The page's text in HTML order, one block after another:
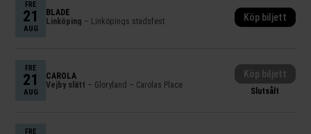
FRE
21
AUG
BLADË
Linköping – Linköpings stadsfest Köp biljett
FRE
21
AUG
CAROLA
Vejby slätt – Gloryland – Carolas Place
Slutsålt
Köp biljett
FRE